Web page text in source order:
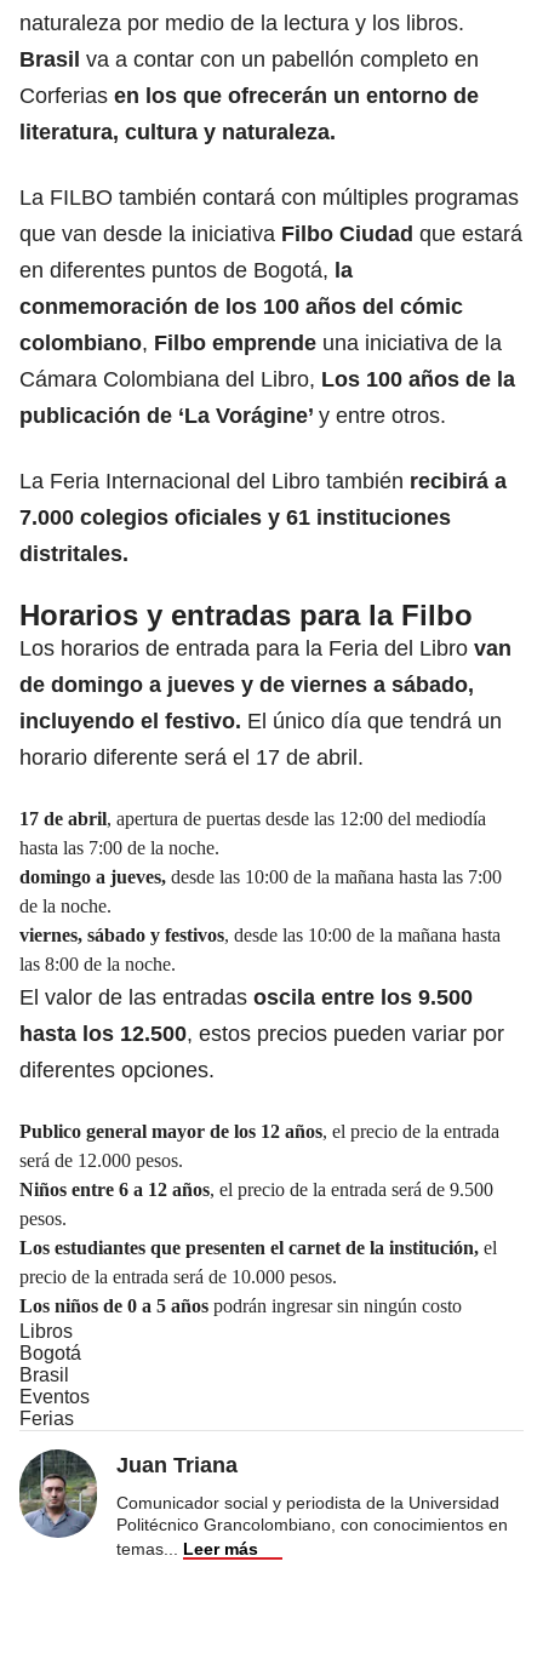
naturaleza por medio de la lectura y los libros.
Brasil va a contar con un pabellón completo en
Corferias en los que ofrecerán un entorno de
literatura, cultura y naturaleza.
La FILBO también contará con múltiples programas
que van desde la iniciativa Filbo Ciudad que estará
en diferentes puntos de Bogotá, la
conmemoración de los 100 años del cómic
colombiano, Filbo emprende una iniciativa de la
Cámara Colombiana del Libro, Los 100 años de la
publicación de ‘La Vorágine’ y entre otros.
La Feria Internacional del Libro también recibirá a
7.000 colegios oficiales y 61 instituciones
distritales.
Horarios y entradas para la Filbo
Los horarios de entrada para la Feria del Libro van
de domingo a jueves y de viernes a sábado,
incluyendo el festivo. El único día que tendrá un
horario diferente será el 17 de abril.
17 de abril, apertura de puertas desde las 12:00 del mediodía
hasta las 7:00 de la noche.
domingo a jueves, desde las 10:00 de la mañana hasta las 7:00
de la noche.
viernes, sábado y festivos, desde las 10:00 de la mañana hasta
las 8:00 de la noche.
El valor de las entradas oscila entre los 9.500
hasta los 12.500, estos precios pueden variar por
diferentes opciones.
Publico general mayor de los 12 años, el precio de la entrada
será de 12.000 pesos.
Niños entre 6 a 12 años, el precio de la entrada será de 9.500
pesos.
Los estudiantes que presenten el carnet de la institución, el
precio de la entrada será de 10.000 pesos.
Los niños de 0 a 5 años podrán ingresar sin ningún costo
Libros
Bogotá
Brasil
Eventos
Ferias
Juan Triana
Comunicador social y periodista de la Universidad
Politécnico Grancolombiano, con conocimientos en
temas
Leer más